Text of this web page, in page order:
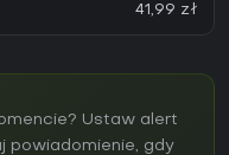
41,99 zł
Ustaw alert
powiadomienie, gdy